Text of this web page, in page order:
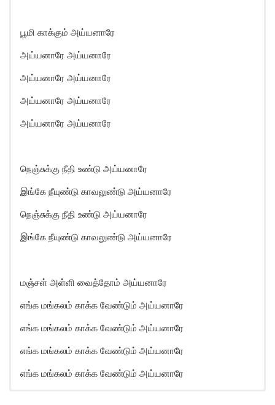
பூமி காக்கும் அய்யனாரே
அய்யனாரே அய்யனாரே
அய்யனாரே அய்யனாரே
அய்யனாரே அய்யனாரே
அய்யனாரே அய்யனாரே
நெஞ்சுக்கு நீதி உண்டு அய்யனாரே
இங்கே நீயுண்டு காவலுண்டு அய்யனாரே
நெஞ்சுக்கு நீதி உண்டு அய்யனாரே
இங்கே நீயுண்டு காவலுண்டு அய்யனாரே
மஞ்சள் அள்ளி வைத்தோம் அய்யனாரே
எங்க மங்கலம் காக்க வேண்டும் அய்யனாரே
எங்க மங்கலம் காக்க வேண்டும் அய்யனாரே
எங்க மங்கலம் காக்க வேண்டும் அய்யனாரே
எங்க மங்கலம் காக்க வேண்டும் அய்யனாரே